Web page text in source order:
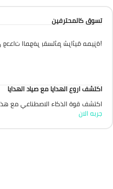
تسوق كالمحترفين
تقدم في المراحل واكسب الوحدات -
اكتشف اروع الهدايا مع صياد الهدايا
اكتشف قوة الذكاء الاصطناعي مع
جربه الان